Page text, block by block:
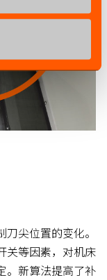
尖位置的变化。
关等因素，对机床
。新算法提高了补